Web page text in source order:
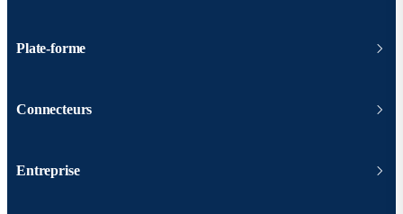
Plate-forme
Connecteurs
Entreprise